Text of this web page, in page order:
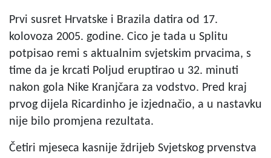
Prvi susret Hrvatske i Brazila datira od 17.
kolovoza 2005. godine. Cico je tada u Splitu
potpisao remi s aktualnim svjetskim prvacima, s
time da je krcati Poljud eruptirao u 32. minuti
nakon gola Nike Kranjčara za vodstvo. Pred kraj
prvog dijela Ricardinho je izjednačio, a u nastavku
nije bilo promjena rezultata.
Četiri mjeseca kasnije ždrijeb Svjetskog prvenstva